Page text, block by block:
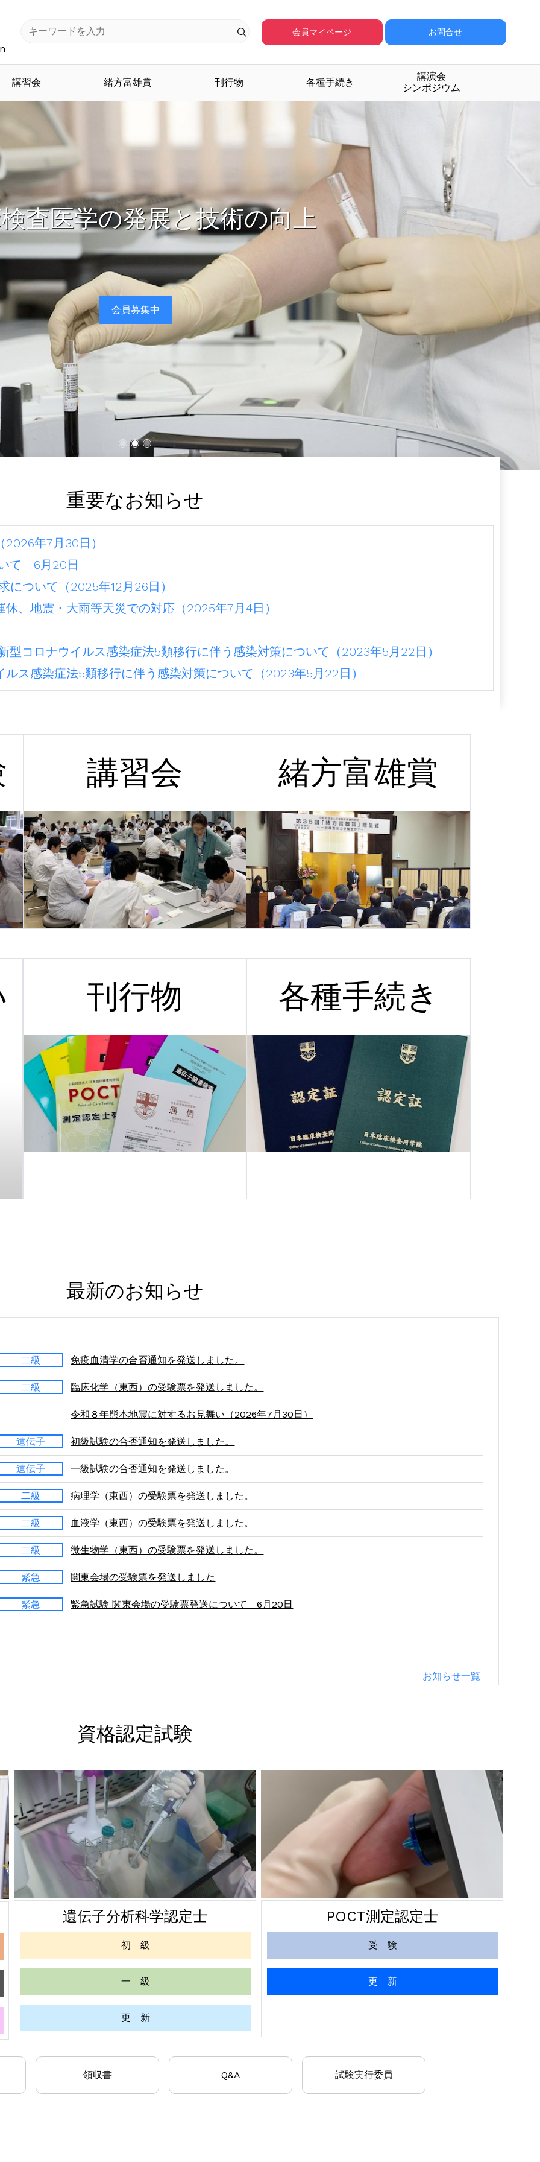
会員マイページ お問合せ
講習会 緒方富雄賞 刊行物 各種手続き
講演会
シンポジウム
査医学を担う人材を育成する
会員募集中
重要なお知らせ
年7月30日）
て 6月20日
ついて（2025年12月26日）
、地震・大雨等天災での対応（2025年7月4日）
コロナウイルス感染症法5類移行に伴う感染対策について（2023年5月22日）
ス感染症法5類移行に伴う感染対策について（2023年5月22日）
講習会 緒方富雄賞
刊行物 各種手続き
最新のお知らせ
二級 免疫血清学の合否通知を発送しました。
二級 臨床化学（東西）の受験票を発送しました。
令和８年熊本地震に対するお見舞い（2026年7月30日）
遺伝子 初級試験の合否通知を発送しました。
遺伝子 一級試験の合否通知を発送しました。
二級 病理学（東西）の受験票を発送しました。
二級 血液学（東西）の受験票を発送しました。
二級 微生物学（東西）の受験票を発送しました。
緊急 関東会場の受験票を発送しました
緊急 緊急試験 関東会場の受験票発送について 6月20日
お知らせ一覧
資格認定試験
遺伝子分析科学認定士
初 級
一 級
更 新
POCT測定認定士
受 験
更 新
領収書 Q&A 試験実行委員